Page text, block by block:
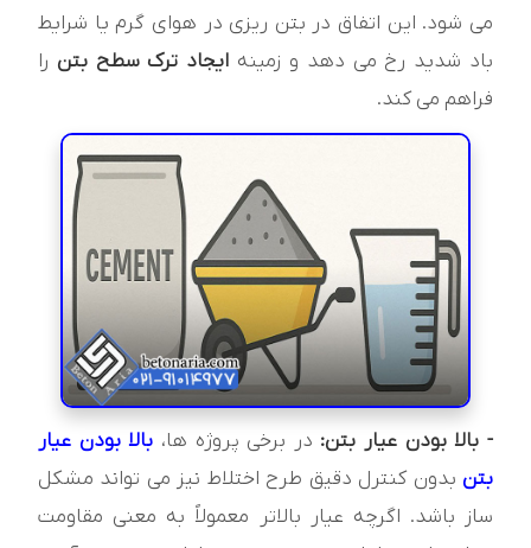
می شود. این اتفاق در بتن ریزی در هوای گرم یا شرایط
باد شدید رخ می دهد و زمینه ایجاد ترک سطح بتن را
فراهم می کند.
- بالا بودن عیار بتن: در برخی پروژه ها، بالا بودن عیار
بتن بدون کنترل دقیق طرح اختلاط نیز می تواند مشکل
ساز باشد. اگرچه عیار بالاتر معمولاً به معنی مقاومت